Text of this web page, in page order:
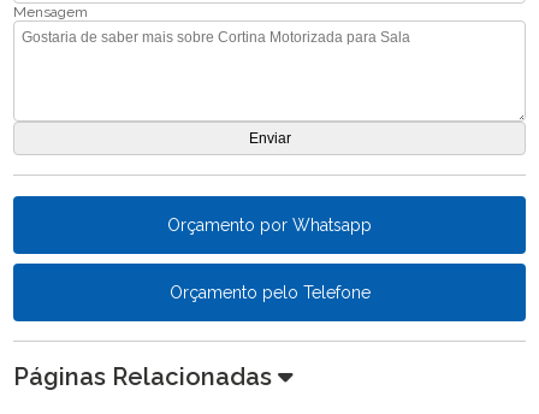
Mensagem
Orçamento por Whatsapp
Orçamento pelo Telefone
Páginas Relacionadas